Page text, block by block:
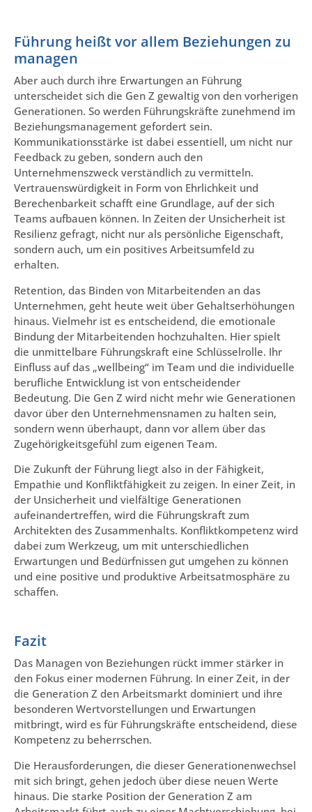
Führung heißt vor allem Beziehungen zu
managen
Aber auch durch ihre Erwartungen an Führung
unterscheidet sich die Gen Z gewaltig von den vorherigen
Generationen. So werden Führungskräfte zunehmend im
Beziehungsmanagement gefordert sein.
Kommunikationsstärke ist dabei essentiell, um nicht nur
Feedback zu geben, sondern auch den
Unternehmenszweck verständlich zu vermitteln.
Vertrauenswürdigkeit in Form von Ehrlichkeit und
Berechenbarkeit schafft eine Grundlage, auf der sich
Teams aufbauen können. In Zeiten der Unsicherheit ist
Resilienz gefragt, nicht nur als persönliche Eigenschaft,
sondern auch, um ein positives Arbeitsumfeld zu
erhalten.
Retention, das Binden von Mitarbeitenden an das
Unternehmen, geht heute weit über Gehaltserhöhungen
hinaus. Vielmehr ist es entscheidend, die emotionale
Bindung der Mitarbeitenden hochzuhalten. Hier spielt
die unmittelbare Führungskraft eine Schlüsselrolle. Ihr
Einfluss auf das „wellbeing“ im Team und die individuelle
berufliche Entwicklung ist von entscheidender
Bedeutung. Die Gen Z wird nicht mehr wie Generationen
davor über den Unternehmensnamen zu halten sein,
sondern wenn überhaupt, dann vor allem über das
Zugehörigkeitsgefühl zum eigenen Team.
Die Zukunft der Führung liegt also in der Fähigkeit,
Empathie und Konfliktfähigkeit zu zeigen. In einer Zeit, in
der Unsicherheit und vielfältige Generationen
aufeinandertreffen, wird die Führungskraft zum
Architekten des Zusammenhalts. Konfliktkompetenz wird
dabei zum Werkzeug, um mit unterschiedlichen
Erwartungen und Bedürfnissen gut umgehen zu können
und eine positive und produktive Arbeitsatmosphäre zu
schaffen.
Fazit
Das Managen von Beziehungen rückt immer stärker in
den Fokus einer modernen Führung. In einer Zeit, in der
die Generation Z den Arbeitsmarkt dominiert und ihre
besonderen Wertvorstellungen und Erwartungen
mitbringt, wird es für Führungskräfte entscheidend, diese
Kompetenz zu beherrschen.
Die Herausforderungen, die dieser Generationenwechsel
mit sich bringt, gehen jedoch über diese neuen Werte
hinaus. Die starke Position der Generation Z am